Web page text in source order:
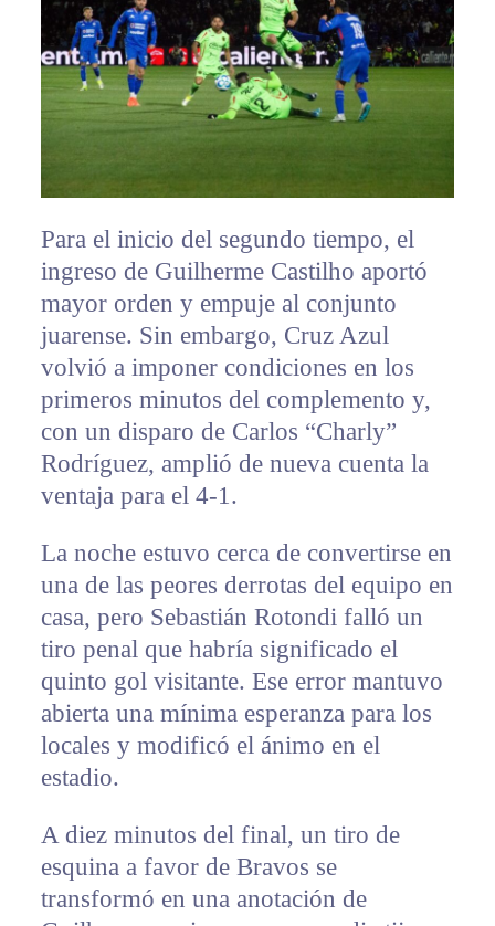
Para el inicio del segundo tiempo, el
ingreso de Guilherme Castilho aportó
mayor orden y empuje al conjunto
juarense. Sin embargo, Cruz Azul
volvió a imponer condiciones en los
primeros minutos del complemento y,
con un disparo de Carlos “Charly”
Rodríguez, amplió de nueva cuenta la
ventaja para el 4-1.
La noche estuvo cerca de convertirse en
una de las peores derrotas del equipo en
casa, pero Sebastián Rotondi falló un
tiro penal que habría significado el
quinto gol visitante. Ese error mantuvo
abierta una mínima esperanza para los
locales y modificó el ánimo en el
estadio.
A diez minutos del final, un tiro de
esquina a favor de Bravos se
transformó en una anotación de